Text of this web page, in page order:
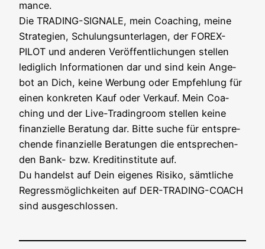
mance.
Die TRADING-SIGNALE, mein Coa­ching, mei­ne
Stra­te­gien, Schu­lungs­un­ter­la­gen, der FOREX-
PILOT und ande­ren Ver­öf­fent­li­chun­gen stel­len
ledig­lich Infor­ma­tio­nen dar und sind kein Ange­
bot an Dich, kei­ne Wer­bung oder Emp­feh­lung für
einen kon­kre­ten Kauf oder Ver­kauf. Mein Coa­
ching und der Live-Tra­din­g­room stel­len kei­ne
finan­zi­el­le Bera­tung dar. Bit­te suche für ent­spre­
chen­de finan­zi­el­le Bera­tun­gen die ent­spre­chen­
den Bank- bzw. Kre­dit­in­sti­tu­te auf.
Du han­delst auf Dein eige­nes Risi­ko, sämt­li­che
Regress­mög­lich­kei­ten auf DER-TRADING-COACH
sind ausgeschlossen.